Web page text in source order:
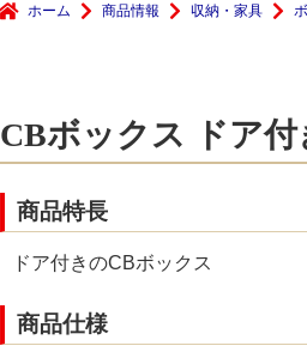
ホーム 商品情報 収納・家具
CBボックス ドア付
商品特長
ドア付きのCBボックス
商品仕様